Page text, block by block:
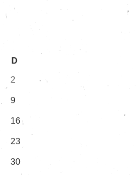
D
2
9
16
23
30